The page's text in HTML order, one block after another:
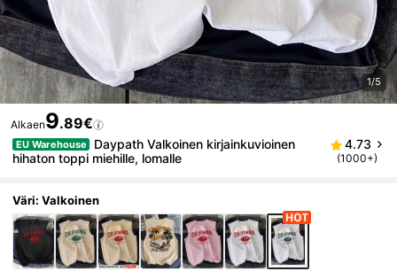
1/5
Alkaen9.89€
EU Warehouse
Daypath Valkoinen kirjainkuvioinen
hihaton toppi miehille, lomalle
4.73
(1000+)
Väri: Valkoinen